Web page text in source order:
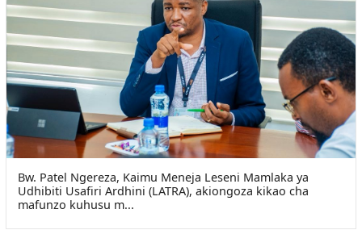
Bw. Patel Ngereza, Kaimu Meneja Leseni Mamlaka ya
Udhibiti Usafiri Ardhini (LATRA), akiongoza kikao cha
mafunzo kuhusu m...